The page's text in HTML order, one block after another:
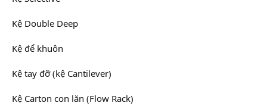
Kệ Double Deep
Kệ để khuôn
Kệ tay đỡ (kệ Cantilever)
Kệ Carton con lăn (Flow Rack)